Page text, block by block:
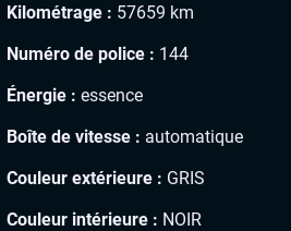
Kilométrage : 57659 km
Numéro de police : 144
Énergie : essence
Boîte de vitesse : automatique
Couleur extérieure : GRIS
Couleur intérieure : NOIR